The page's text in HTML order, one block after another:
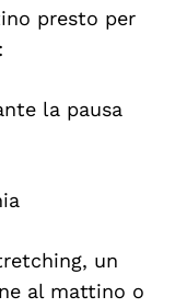
presto per
la pausa
un
al mattino o